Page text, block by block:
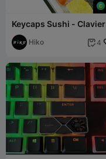
Keycaps Sushi - Clavier
mécanique
Hiko  4